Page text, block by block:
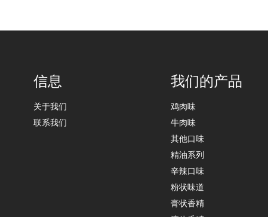
信息
关于我们
联系我们
我们的产品
鸡肉味
牛肉味
其他口味
精油系列
辛辣口味
粉状味道
膏状香精